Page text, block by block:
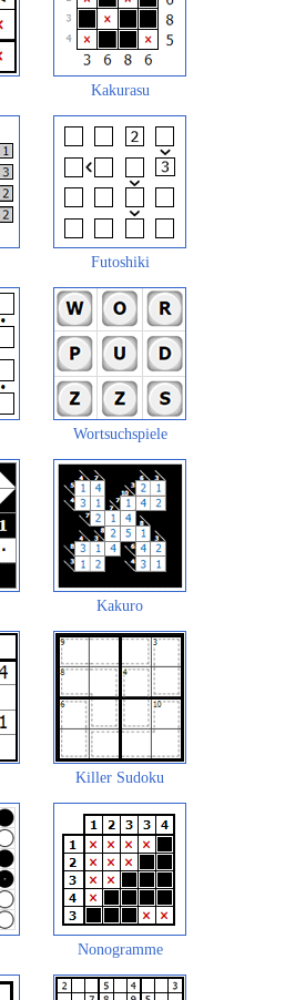
Kakurasu
Futoshiki
Wortsuchspiele
Kakuro
Killer Sudoku
Nonogramme